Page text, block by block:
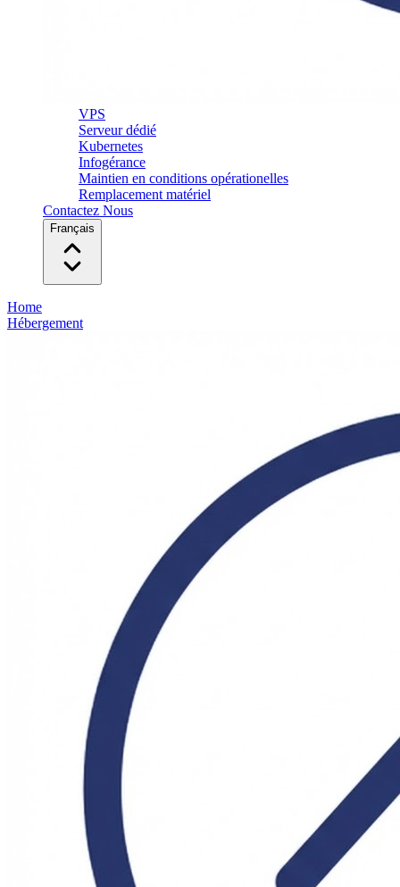
VPS
Serveur dédié
Kubernetes
Infogérance
Maintien en conditions opérationelles
Remplacement matériel
Contactez Nous
Français
Home
Hébergement